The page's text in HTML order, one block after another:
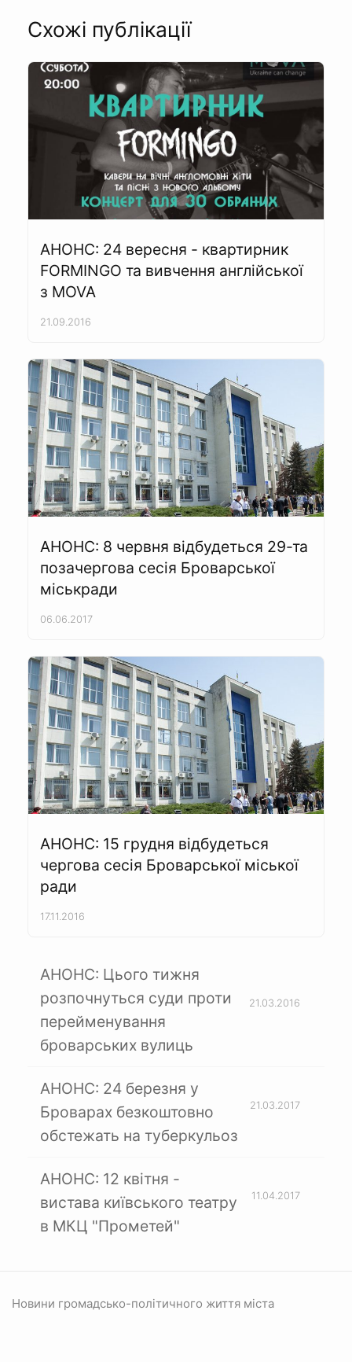
Схожі публікації
АНОНС: 24 вересня - квартирник
FORMINGO та вивчення англійської
з MOVA
21.09.2016
АНОНС: 8 червня відбудеться 29-та
позачергова сесія Броварської
міськради
06.06.2017
АНОНС: 15 грудня відбудеться
чергова сесія Броварської міської
ради
17.11.2016
АНОНС: Цього тижня
розпочнуться суди проти
перейменування
броварських вулиць
21.03.2016
АНОНС: 24 березня у
Броварах безкоштовно
обстежать на туберкульоз
21.03.2017
АНОНС: 12 квітня -
вистава київського театру
в МКЦ "Прометей"
11.04.2017
Новини громадсько-політичного життя міста